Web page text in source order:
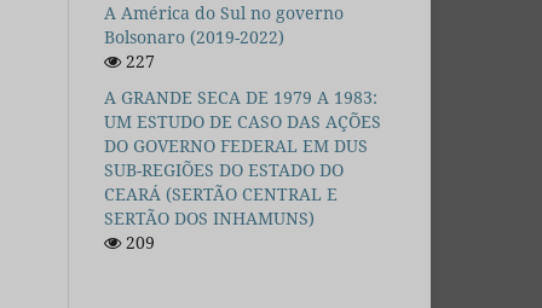
A América do Sul no governo
Bolsonaro (2019-2022)
227
A GRANDE SECA DE 1979 A 1983:
UM ESTUDO DE CASO DAS AÇÕES
DO GOVERNO FEDERAL EM DUS
SUB-REGIÕES DO ESTADO DO
CEARÁ (SERTÃO CENTRAL E
SERTÃO DOS INHAMUNS)
209